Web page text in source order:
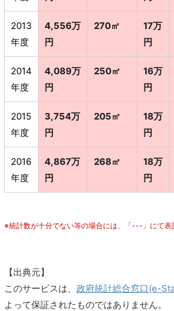
2013
年度
4,556万
円
270㎡
17万
円
2014
年度
4,089万
円
250㎡
16万
円
2015
年度
3,754万
円
205㎡
18万
円
2016
年度
4,867万
円
268㎡
18万
円
※統計数が十分でない等の場合には、「---」にて表
【出典元】
このサービスは、 政府統計総合窓口(e-
よって保証されたものではありません。